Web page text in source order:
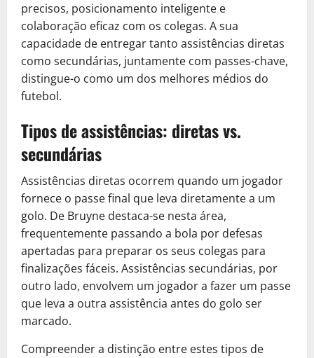
precisos, posicionamento inteligente e
colaboração eficaz com os colegas. A sua
capacidade de entregar tanto assistências diretas
como secundárias, juntamente com passes-chave,
distingue-o como um dos melhores médios do
futebol.
Tipos de assistências: diretas vs.
secundárias
Assistências diretas ocorrem quando um jogador
fornece o passe final que leva diretamente a um
golo. De Bruyne destaca-se nesta área,
frequentemente passando a bola por defesas
apertadas para preparar os seus colegas para
finalizações fáceis. Assistências secundárias, por
outro lado, envolvem um jogador a fazer um passe
que leva a outra assistência antes do golo ser
marcado.
Compreender a distinção entre estes tipos de